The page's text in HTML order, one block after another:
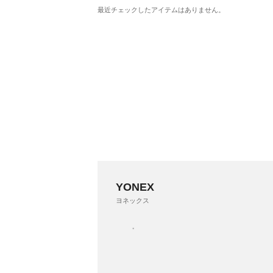
最近チェックしたアイテムはありません。
YONEX
ヨネックス